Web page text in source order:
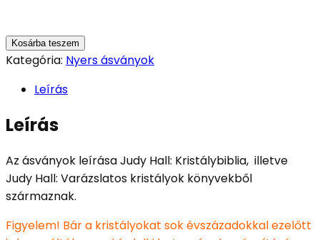
Kosárba teszem
Kategória: Nyers ásványok
Leírás
Leírás
Az ásványok leírása Judy Hall: Kristálybiblia, illetve
Judy Hall: Varázslatos kristályok könyvekből
származnak.
Figyelem! Bár a kristályokat sok évszázadokkal ezelőtt